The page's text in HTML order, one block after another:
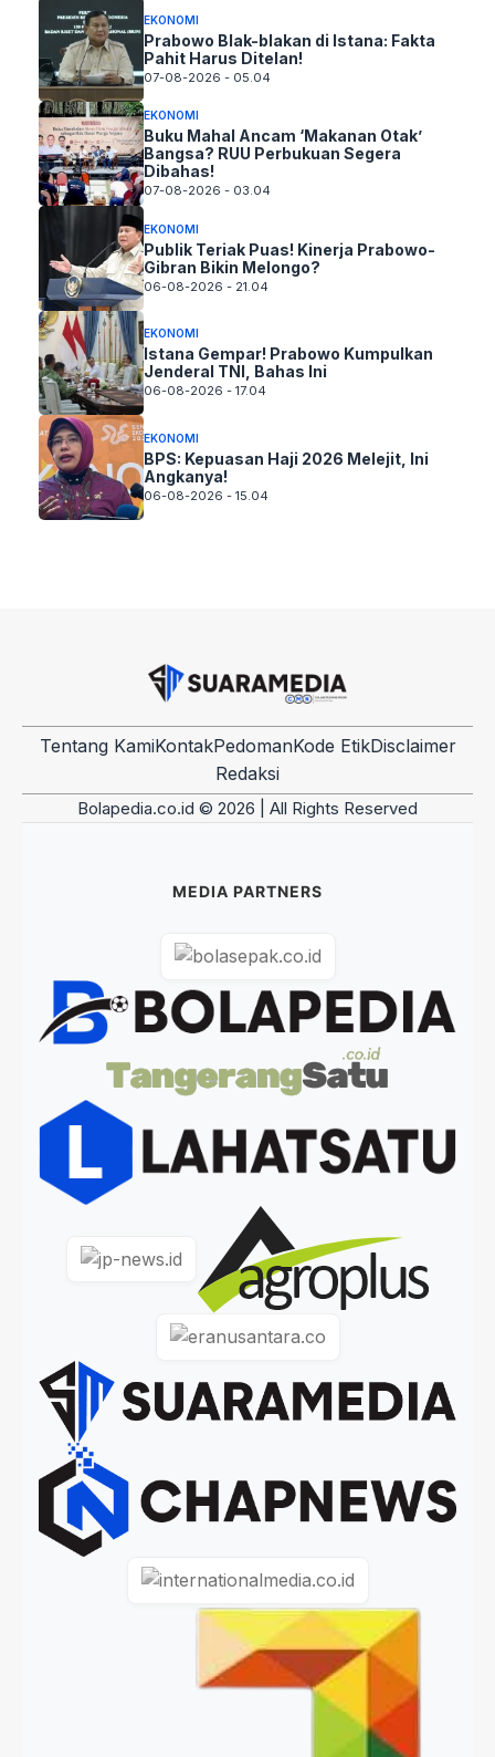
EKONOMI
Prabowo Blak-blakan di Istana: Fakta
Pahit Harus Ditelan!
07-08-2026 - 05.04
EKONOMI
Buku Mahal Ancam ‘Makanan Otak’
Bangsa? RUU Perbukuan Segera
Dibahas!
07-08-2026 - 03.04
EKONOMI
Publik Teriak Puas! Kinerja Prabowo-
Gibran Bikin Melongo?
06-08-2026 - 21.04
EKONOMI
Istana Gempar! Prabowo Kumpulkan
Jenderal TNI, Bahas Ini
06-08-2026 - 17.04
EKONOMI
BPS: Kepuasan Haji 2026 Melejit, Ini
Angkanya!
06-08-2026 - 15.04
Tentang KamiKontakPedomanKode EtikDisclaimer
Redaksi
Bolapedia.co.id © 2026 | All Rights Reserved
MEDIA PARTNERS